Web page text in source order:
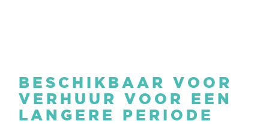
BESCHIKBAAR VOOR
VERHUUR VOOR EEN
LANGERE PERIODE